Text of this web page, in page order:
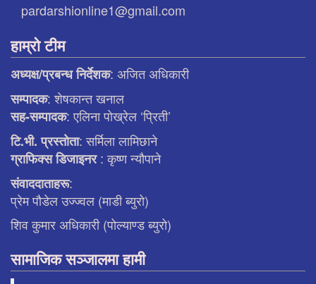
pardarshionline1@gmail.com
हाम्रो टीम
अध्यक्ष/प्रबन्ध निर्देशक: अजित अधिकारी
सम्पादक: शेषकान्त खनाल
सह-सम्पादक: एलिना पाेख्रेल ‘प्रिती’
टि.भी. प्रस्ताेता: सर्मिला लामिछाने
ग्राफिक्स डिजाइनर: कृष्ण न्याैपाने
संवाददाताहरू:
प्रेम पौडेल उज्ज्वल (माडी ब्युरो)
शिव कुमार अधिकारी (पोल्याण्ड ब्युरो)
सामाजिक सञ्जालमा हामी